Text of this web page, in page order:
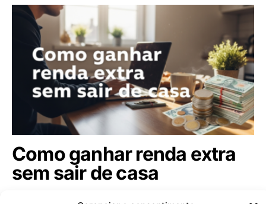
Como ganhar renda extra
sem sair de casa